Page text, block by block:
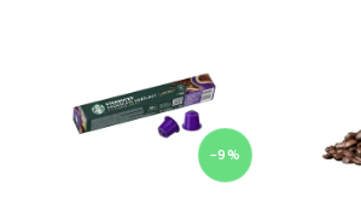
Alphabetisch
–9 %